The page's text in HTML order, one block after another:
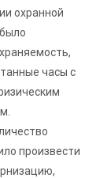
охранной
часы с
произвести